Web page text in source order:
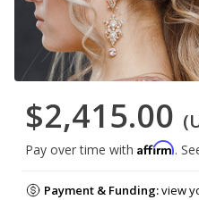
$2,415.00
Pay over time with Affirm.
Payment & Funding:view